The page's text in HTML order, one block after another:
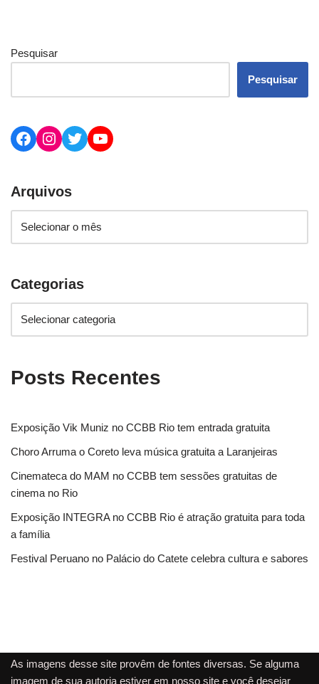
Pesquisar
Pesquisar
Arquivos
Categorias
Posts Recentes
Exposição Vik Muniz no CCBB Rio tem entrada gratuita
Choro Arruma o Coreto leva música gratuita a Laranjeiras
Cinemateca do MAM no CCBB tem sessões gratuitas de
cinema no Rio
Exposição INTEGRA no CCBB Rio é atração gratuita para toda
a família
Festival Peruano no Palácio do Catete celebra cultura e sabores
As imagens desse site provêm de fontes diversas. Se alguma
imagem de sua autoria estiver em nosso site e você desejar